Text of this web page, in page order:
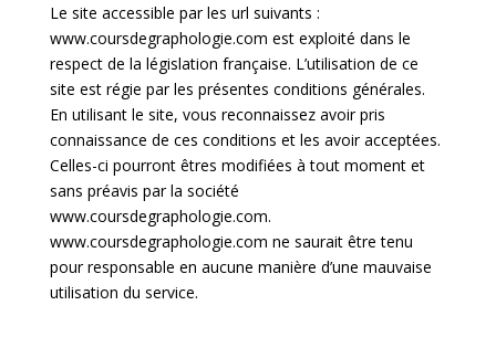
Le site accessible par les url suivants :
www.coursdegraphologie.com est exploité dans le
respect de la législation française. L’utilisation de ce
site est régie par les présentes conditions générales.
En utilisant le site, vous reconnaissez avoir pris
connaissance de ces conditions et les avoir acceptées.
Celles-ci pourront êtres modifiées à tout moment et
sans préavis par la société
www.coursdegraphologie.com.
www.coursdegraphologie.com ne saurait être tenu
pour responsable en aucune manière d’une mauvaise
utilisation du service.